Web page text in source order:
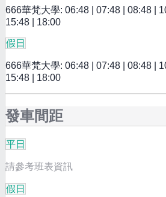
666華梵大學: 06:48 | 07:48 | 08:48 |
15:48 | 18:00
假日
666華梵大學: 06:48 | 07:48 | 08:48 |
15:48 | 18:00
發車間距
平日
請參考班表資訊
假日